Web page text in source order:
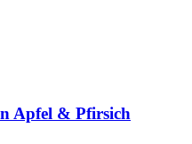
Apfel & Pfirsich